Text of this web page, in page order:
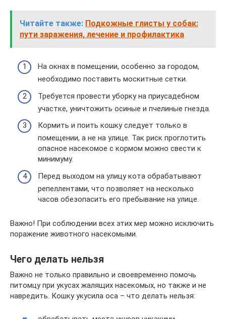
Читайте также: Подкожные глисты у собак:
пути заражения, лечение и профилактика
На окнах в помещении, особенно за городом,
необходимо поставить москитные сетки.
Требуется провести уборку на приусадебном
участке, уничтожить осиные и пчелиные гнезда.
Кормить и поить кошку следует только в
помещении, а не на улице. Так риск проглотить
опасное насекомое с кормом можно свести к
минимуму.
Перед выходом на улицу кота обрабатывают
репеллентами, что позволяет на несколько
часов обезопасить его пребывание на улице.
Важно! При соблюдении всех этих мер можно исключить
поражение животного насекомыми.
Чего делать нельзя
Важно не только правильно и своевременно помочь
питомцу при укусах жалящих насекомых, но также и не
навредить. Кошку укусила оса – что делать нельзя: